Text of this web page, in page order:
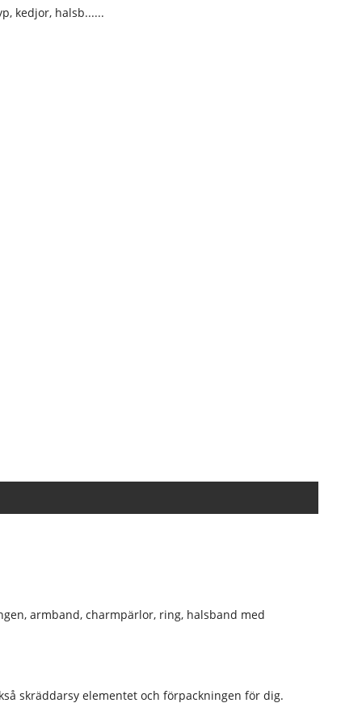
kedjor, halsb......
armband, charmpärlor, ring, halsband med
skräddarsy elementet och förpackningen för dig.